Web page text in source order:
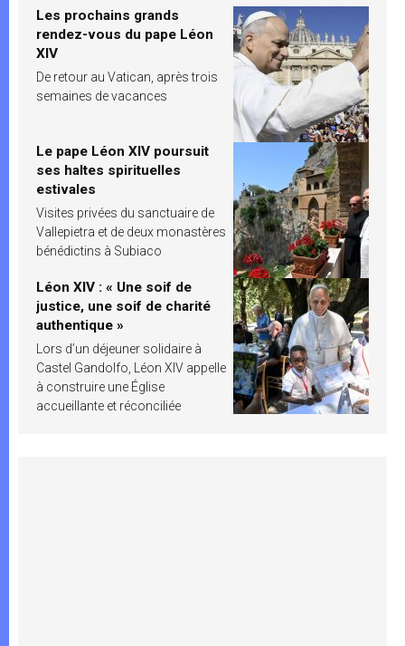
Les prochains grands
rendez-vous du pape Léon
XIV
De retour au Vatican, après trois
semaines de vacances
Le pape Léon XIV poursuit
ses haltes spirituelles
estivales
Visites privées du sanctuaire de
Vallepietra et de deux monastères
bénédictins à Subiaco
Léon XIV : « Une soif de
justice, une soif de charité
authentique »
Lors d’un déjeuner solidaire à
Castel Gandolfo, Léon XIV appelle
à construire une Église
accueillante et réconciliée